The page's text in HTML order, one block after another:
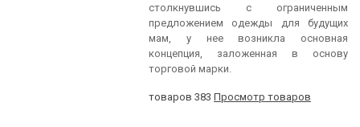
столкнувшись с ограниченным
предложением одежды для будущих
мам, у нее возникла основная
концепция, заложенная в основу
торговой марки.
товаров 383 Просмотр товаров